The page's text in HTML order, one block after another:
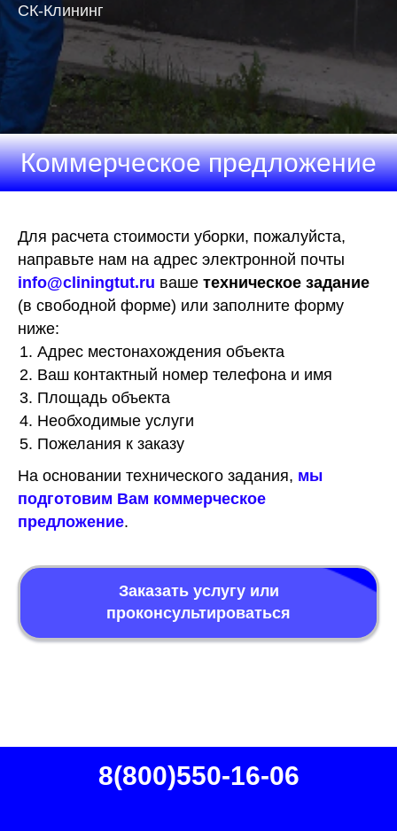
СК-Клининг
Коммерческое предложение
Для расчета стоимости уборки, пожалуйста,
направьте нам на адрес электронной почты
info@cliningtut.ru ваше техническое задание
(в свободной форме) или заполните форму
ниже:
Адрес местонахождения объекта
Ваш контактный номер телефона и имя
Площадь объекта
Необходимые услуги
Пожелания к заказу
На основании технического задания, мы
подготовим Вам коммерческое
предложение.
Заказать услугу или
проконсультироваться
8(800)550-16-06